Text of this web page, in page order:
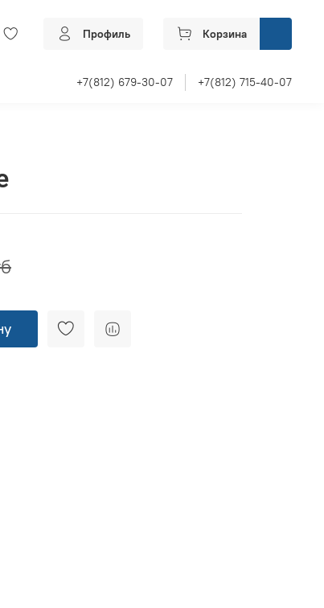
Профиль Корзина
+7(812) 679-30-07 +7(812) 715-40-07